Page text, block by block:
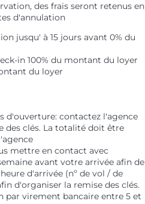
des frais seront retenus en
d'annulation
jusqu' à 15 jours avant 0% du
in 100% du montant du loyer
du loyer
d'ouverture: contactez l'agence
des clés. La totalité doit être
mettre en contact avec
avant votre arrivée afin de
d'arrivée (nº de vol / de
d'organiser la remise des clés.
par virement bancaire entre 5 et